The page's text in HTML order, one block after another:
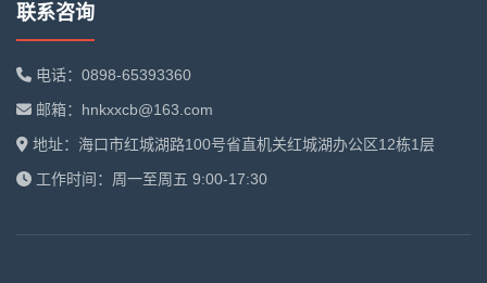
联系咨询
电话：0898-65393360
邮箱：hnkxxcb@163.com
地址：海口市红城湖路100号省直机关红城湖办公区12栋1层
工作时间：周一至周五 9:00-17:30